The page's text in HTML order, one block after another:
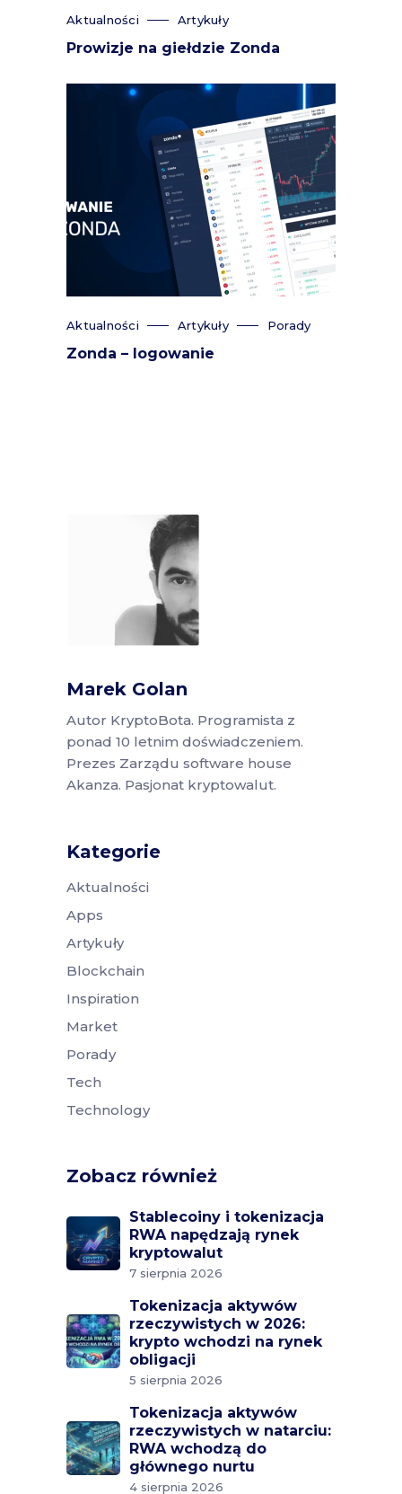
Aktualności Artykuły
Prowizje na giełdzie Zonda
Aktualności Artykuły Porady
Zonda – logowanie
Marek Golan
Autor KryptoBota. Programista z
ponad 10 letnim doświadczeniem.
Prezes Zarządu software house
Akanza. Pasjonat kryptowalut.
Kategorie
Aktualności
Apps
Artykuły
Blockchain
Inspiration
Market
Porady
Tech
Technology
Zobacz również
Stablecoiny i tokenizacja
RWA napędzają rynek
kryptowalut
7 sierpnia 2026
Tokenizacja aktywów
rzeczywistych w 2026:
krypto wchodzi na rynek
obligacji
5 sierpnia 2026
Tokenizacja aktywów
rzeczywistych w natarciu:
RWA wchodzą do
głównego nurtu
4 sierpnia 2026